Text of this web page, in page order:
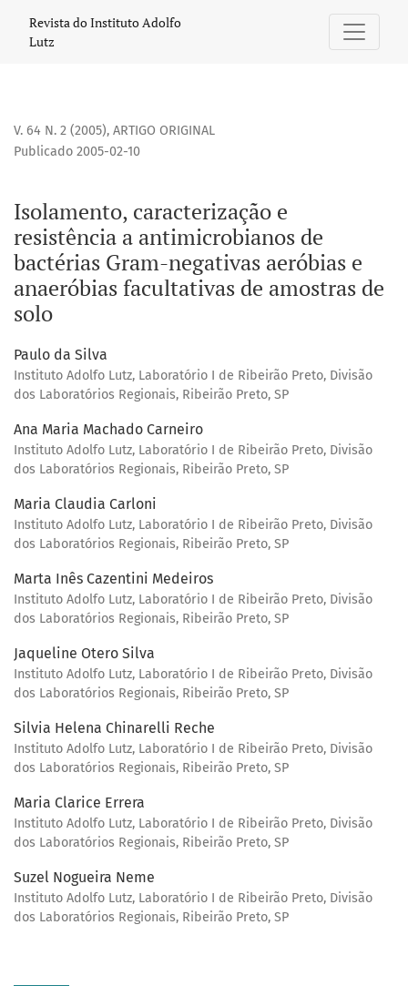
Isolamento, caracterização e resistência a
Revista do Instituto Adolfo
Lutz
V. 64 N. 2 (2005), ARTIGO ORIGINAL
Isolamento, caracterização e
resistência a antimicrobianos de
bactérias Gram-negativas aeróbias e
anaeróbias facultativas de amostras de
solo
Publicado 2005-02-10
Paulo da Silva
Instituto Adolfo Lutz, Laboratório I de Ribeirão Preto, Divisão
dos Laboratórios Regionais, Ribeirão Preto, SP
Ana Maria Machado Carneiro
Instituto Adolfo Lutz, Laboratório I de Ribeirão Preto, Divisão
dos Laboratórios Regionais, Ribeirão Preto, SP
Maria Claudia Carloni
Instituto Adolfo Lutz, Laboratório I de Ribeirão Preto, Divisão
dos Laboratórios Regionais, Ribeirão Preto, SP
Marta Inês Cazentini Medeiros
Instituto Adolfo Lutz, Laboratório I de Ribeirão Preto, Divisão
dos Laboratórios Regionais, Ribeirão Preto, SP
Jaqueline Otero Silva
Instituto Adolfo Lutz, Laboratório I de Ribeirão Preto, Divisão
dos Laboratórios Regionais, Ribeirão Preto, SP
Silvia Helena Chinarelli Reche
Instituto Adolfo Lutz, Laboratório I de Ribeirão Preto, Divisão
dos Laboratórios Regionais, Ribeirão Preto, SP
Maria Clarice Errera
Instituto Adolfo Lutz, Laboratório I de Ribeirão Preto, Divisão
dos Laboratórios Regionais, Ribeirão Preto, SP
Suzel Nogueira Neme
Instituto Adolfo Lutz, Laboratório I de Ribeirão Preto, Divisão
dos Laboratórios Regionais, Ribeirão Preto, SP